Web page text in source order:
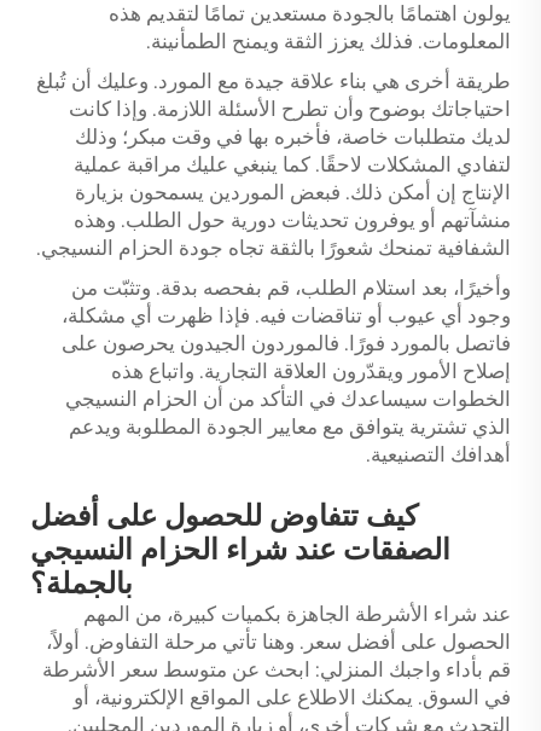
يولون اهتمامًا بالجودة مستعدين تمامًا لتقديم هذه
المعلومات. فذلك يعزز الثقة ويمنح الطمأنينة.
طريقة أخرى هي بناء علاقة جيدة مع المورد. وعليك أن تُبلغ
احتياجاتك بوضوح وأن تطرح الأسئلة اللازمة. وإذا كانت
لديك متطلبات خاصة، فأخبره بها في وقت مبكر؛ وذلك
لتفادي المشكلات لاحقًا. كما ينبغي عليك مراقبة عملية
الإنتاج إن أمكن ذلك. فبعض الموردين يسمحون بزيارة
منشآتهم أو يوفرون تحديثات دورية حول الطلب. وهذه
الشفافية تمنحك شعورًا بالثقة تجاه جودة الحزام النسيجي.
وأخيرًا، بعد استلام الطلب، قم بفحصه بدقة. وتثبّت من
وجود أي عيوب أو تناقضات فيه. فإذا ظهرت أي مشكلة،
فاتصل بالمورد فورًا. فالموردون الجيدون يحرصون على
إصلاح الأمور ويقدّرون العلاقة التجارية. واتباع هذه
الخطوات سيساعدك في التأكد من أن الحزام النسيجي
الذي تشترية يتوافق مع معايير الجودة المطلوبة ويدعم
أهدافك التصنيعية.
كيف تتفاوض للحصول على أفضل
الصفقات عند شراء الحزام النسيجي
بالجملة؟
عند شراء الأشرطة الجاهزة بكميات كبيرة، من المهم
الحصول على أفضل سعر. وهنا تأتي مرحلة التفاوض. أولاً،
قم بأداء واجبك المنزلي: ابحث عن متوسط سعر الأشرطة
في السوق. يمكنك الاطلاع على المواقع الإلكترونية، أو
التحدث مع شركات أخرى، أو زيارة الموردين المحليين.